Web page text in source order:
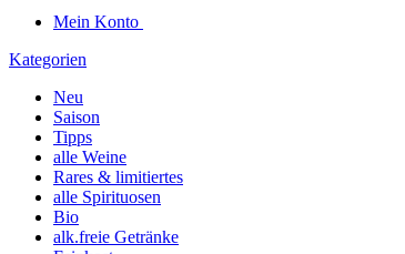
Mein Konto
Kategorien
Neu
Saison
Tipps
alle Weine
Rares & limitiertes
alle Spirituosen
Bio
alk.freie Getränke